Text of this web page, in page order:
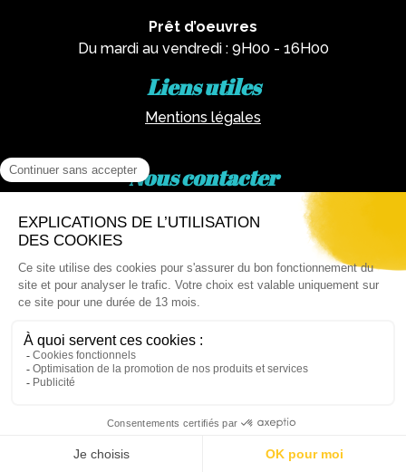
Prêt d’oeuvres
Du mardi au vendredi : 9H00 - 16H00
Liens utiles
Mentions légales
Nous contacter
02 62 81 77 60
Via email : artotheque@cg974.fr